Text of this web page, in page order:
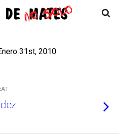
31st, 2010